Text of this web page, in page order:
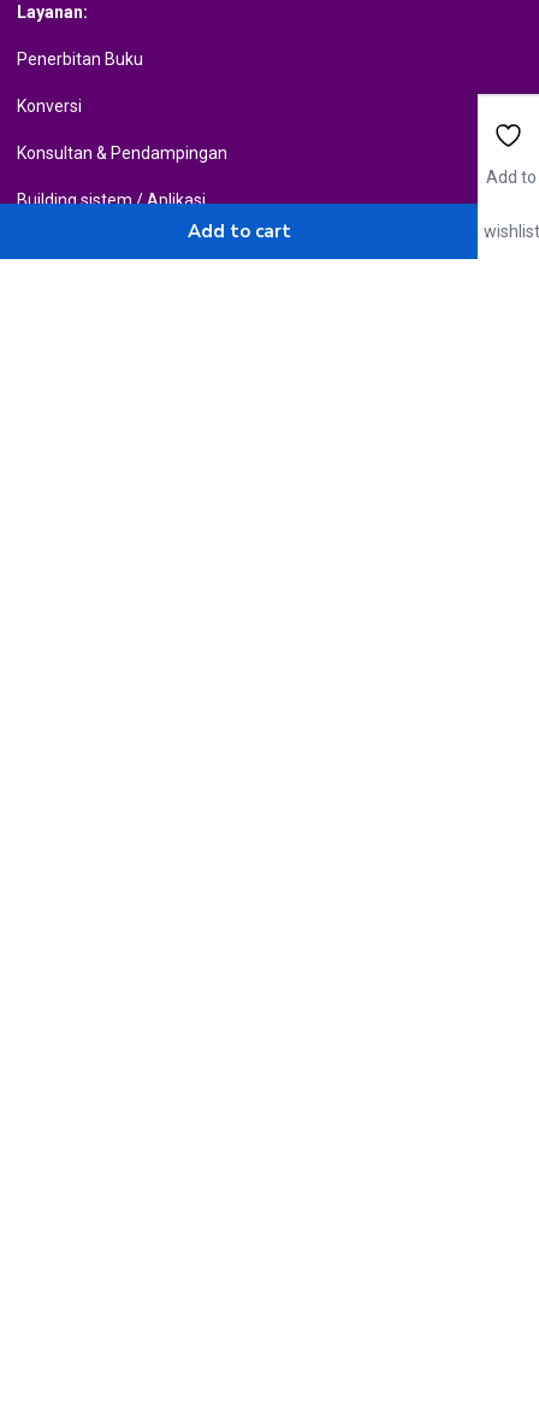
Add to cart
Add to
wishlist
Layanan:
Penerbitan Buku
Konversi
Konsultan & Pendampingan
Building sistem / Aplikasi